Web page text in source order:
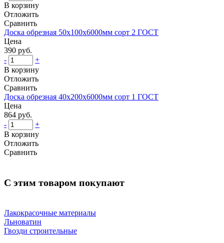
В корзину
Отложить
Сравнить
Доска обрезная 50х100х6000мм сорт 2 ГОСТ
Цена
390 руб.
-
+
В корзину
Отложить
Сравнить
Доска обрезная 40х200х6000мм сорт 1 ГОСТ
Цена
864 руб.
-
+
В корзину
Отложить
Сравнить
С этим товаром покупают
Лакокрасочные материалы
Льноватин
Гвозди строительные